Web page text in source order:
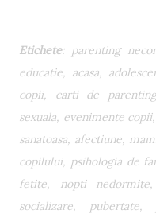
Etichete: parenting
educatie, acasa,
copii, carti de
sexuala, evenimente
sanatoasa, afectiune,
copilului, psihologia de
fetite, nopti
socializare, pubertate,